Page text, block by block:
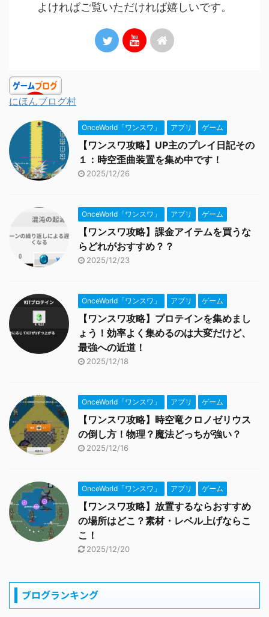
よければご覧いただければ嬉しいです。
にほんブログ村
OnceWorld「ワンスワ」 アプリ ゲーム
【ワンスワ攻略】UP主のプレイ日記その
１：時空歪曲装置を集め中です！
2025/12/26
OnceWorld「ワンスワ」 アプリ ゲーム
【ワンスワ攻略】課金アイテムを買うな
らどれがおすすめ？？
2025/12/23
OnceWorld「ワンスワ」 アプリ ゲーム
【ワンスワ攻略】プロテインを集めまし
ょう！効率よく集めるのは大変だけど、
最強への近道！
2025/12/18
OnceWorld「ワンスワ」 アプリ ゲーム
【ワンスワ攻略】時空竜クロノゼリウス
の倒し方！物理？魔法どっちが強い？
2025/12/16
OnceWorld「ワンスワ」 アプリ ゲーム
【ワンスワ攻略】放置するならおすすめ
の場所はどこ？素材・レベル上げならこ
こ！
2025/12/20
ブログランキング